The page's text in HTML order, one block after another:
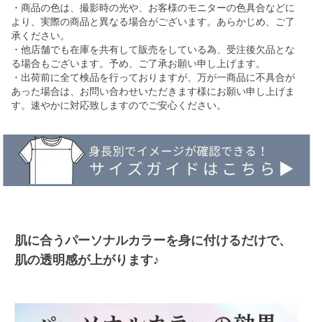
・商品の色は、撮影時の光や、お客様のモニターの色具合などに
より、実際の商品と異なる場合がございます。あらかじめ、ご了
承ください。
・他店舗でも在庫を共有して販売をしている為、受注後欠品とな
る場合もございます。予め、ご了承お願い申し上げます。
・出荷前に全て検品を行っておりますが、万が一商品に不具合が
あった場合は、お問い合わせいただきます様にお願い申し上げま
す。速やかに対応致しますのでご安心ください。
肌に合うパーソナルカラーを身に付けるだけで、
肌の透明感が上がります♪